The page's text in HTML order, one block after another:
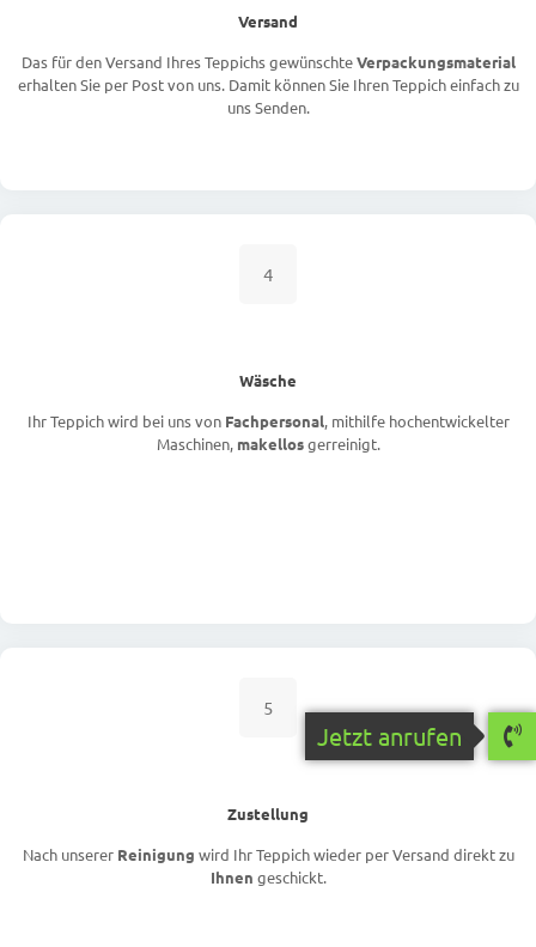
Versand
Das für den Versand Ihres Teppichs gewünschteVerpackungsmaterial
erhalten Sie per Post von uns. Damit können Sie Ihren Teppich einfach zu
uns Senden.
4
Wäsche
Ihr Teppich wird bei uns von Fachpersonal, mithilfe hochentwickelter
Maschinen, makellosgerreinigt.
5
Zustellung
Nach unserer Reinigung wird Ihr Teppich wieder per Versand direkt zu
Ihnen geschickt.
Jetzt anrufen